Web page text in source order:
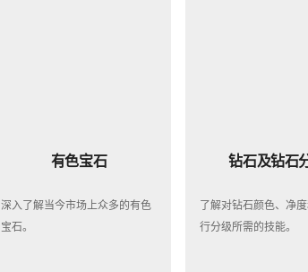
有色宝石
深入了解当今市场上众多的有色
宝石。
钻石及钻石
了解对钻石颜色、净
行分级所需的技能。